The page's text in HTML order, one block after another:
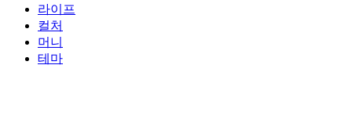
라이프
컬처
머니
테마